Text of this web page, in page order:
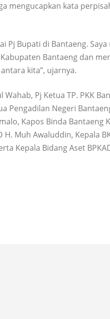
mengucapkan kata
Pj Bupati di Bantaeng.
Bantaeng dan
kita”, ujarnya.
Pj Ketua TP. PKK
Pengadilan Negeri
Kapos Binda Bantaeng
Muh Awaluddin, Kepala
Kepala Bidang Aset